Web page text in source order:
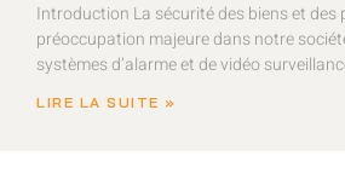
Introduction La sécurité des biens et des
préoccupation majeure dans notre
systèmes d’alarme et de vidéo
LIRE LA SUITE »